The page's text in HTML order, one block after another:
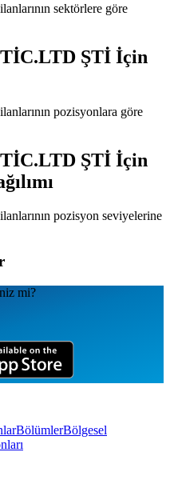
sektörlere göre
ŞTİ İçin
pozisyonlara göre
ŞTİ İçin
pozisyon seviyelerine
mi?
BölümlerBölgesel